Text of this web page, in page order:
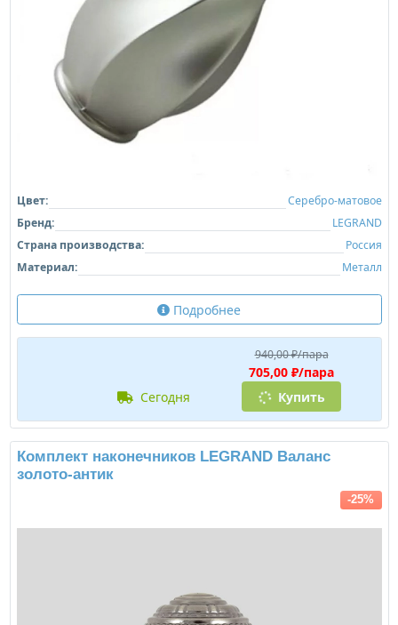
Цвет:
Серебро-матовое
Бренд:
LEGRAND
Страна производства:
Россия
Материал:
Металл
Подробнее
940,00 ₽/пара
705,00 ₽/пара
сегодня
Купить
Комплект наконечников LEGRAND Валанс
золото-антик
-25%